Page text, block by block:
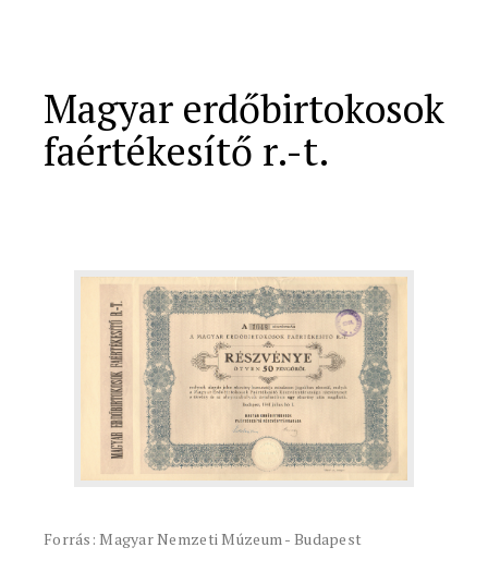
Magyar erdőbirtokosok
faértékesítő r.-t.
Forrás: Magyar Nemzeti Múzeum - Budapest